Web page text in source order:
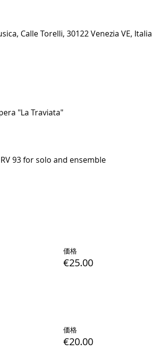
Calle Torelli, 30122 Venezia VE, Italia
"La Traviata"
93 for solo and ensemble
価格
€25.00
価格
€20.00